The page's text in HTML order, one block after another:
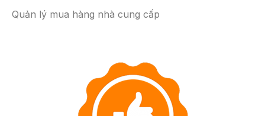
Quản lý mua hàng nhà cung cấp